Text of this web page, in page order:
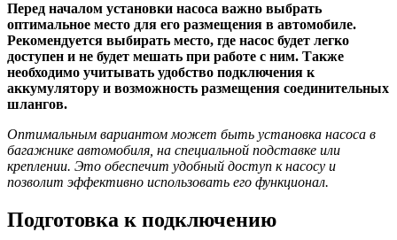
Перед началом установки насоса важно выбрать
оптимальное место для его размещения в автомобиле.
Рекомендуется выбирать место, где насос будет легко
доступен и не будет мешать при работе с ним. Также
необходимо учитывать удобство подключения к
аккумулятору и возможность размещения соединительных
шлангов.
Оптимальным вариантом может быть установка насоса в
багажнике автомобиля, на специальной подставке или
креплении. Это обеспечит удобный доступ к насосу и
позволит эффективно использовать его функционал.
Подготовка к подключению